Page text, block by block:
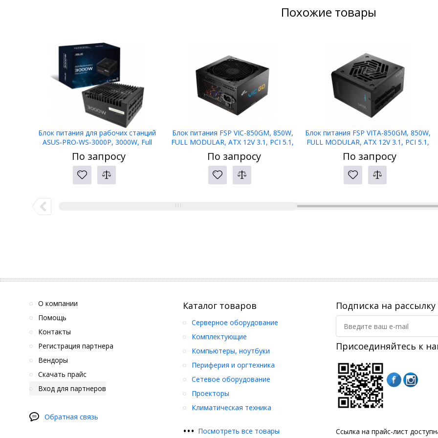
Похожие товары
Блок питания для рабочих станций
ASUS-PRO-WS-3000P, 3000W, Full
Modular, 80+ PLATINUM, BOX
По запросу
Блок питания FSP VIC-850GM, 850W,
FULL MODULAR, ATX 12V 3.1, PCI 5.1,
APFC, 80 PLUS GOLD, Reatil
По запросу
Блок питания FSP VITA-850GM, 850W,
FULL MODULAR, ATX 12V 3.1, PCI 5.1,
APFC, 80 PLUS GOLD, Reatil
По запросу
О компании
Помощь
Контакты
Регистрация партнера
Вендоры
Скачать прайс
Вход для партнеров
Обратная связь
Каталог товаров
Серверное оборудование
Комплектующие
Компьютеры, ноутбуки
Периферия и оргтехника
Сетевое оборудование
Проекторы
Климатическая техника
••• Посмотреть все товары
Подписка на рассылку
Присоединяйтесь к
Ссылка на прайс-лист